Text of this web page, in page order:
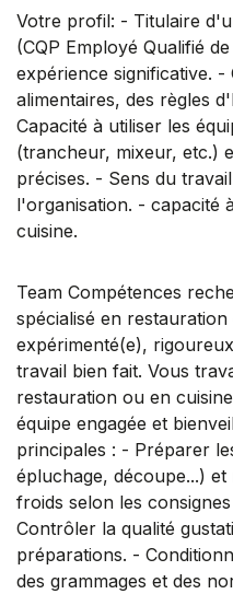
Votre profil: - Titulaire
(CQP Employé Qualifié
expérience significative. -
alimentaires, des règles
Capacité à utiliser les
(trancheur, mixeur, etc.)
précises. - Sens du
l'organisation. - capacité
cuisine.
Team Compétences
spécialisé en
expérimenté(e),
travail bien fait. Vous
restauration ou en
équipe engagée et
principales : - Préparer
épluchage, découpe...)
froids selon les
Contrôler la qualité
préparations. -
des grammages et des